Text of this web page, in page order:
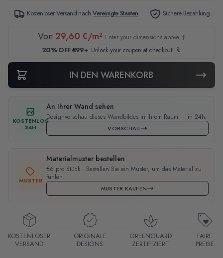
Kostenloser Versand nachVereinigte Staaten Sichere Bezahlung
Von 29,60 €/m² Enter your dimensions above ↑
20% OFF €99+ Unlock your coupon at checkout! 🔖
IN DEN WARENKORB
KOSTENLOS
24H
An Ihrer Wand sehen
Designvorschau dieses Wandbildes in Ihrem Raum — in 24h.
VORSCHAU
MUSTER
Materialmuster bestellen
€6 pro Stück · Bestellen Sie ein Muster, um das Material zu
fühlen.
MUSTER KAUFEN
KOSTENLOSER
VERSAND
ORIGINALE
DESIGNS
GREENGUARD
ZERTIFIZIERT
FAIRE
PREISE